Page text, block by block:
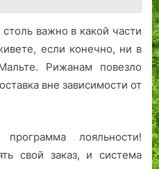
важно в какой части
если конечно, ни в
Рижанам повезло
вне зависимости от
программа лояльности!
свой заказ, и система